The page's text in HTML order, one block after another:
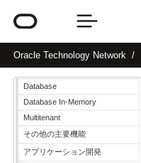
Oracle Technology Network
Database
Database In-Memory
Multitenant
その他の主要機能
アプリケーション開発